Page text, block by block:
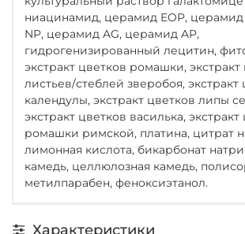
ниацинамид, церамид EOP,
NP, церамид AG, церамид AP,
гидрогенизированный лецитин,
экстракт цветков ромашки, экстракт
листьев/стеблей зверобоя, экстракт
календулы, экстракт цветков липы
экстракт цветков василька, экстракт
ромашки римской, платина, цитрат
лимонная кислота, бикарбонат
камедь, целлюлозная камедь,
метилпарабен, феноксиэтанол.
Характеристики